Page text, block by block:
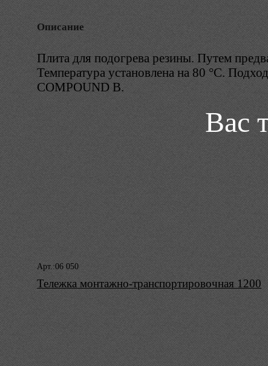
Описание
Плита для подогрева резины. Путем
Температура установлена на 80 °C.
COMPOUND B.
Вас
Арт.:06 050
Тележка монтажно-транспортировочная 1200